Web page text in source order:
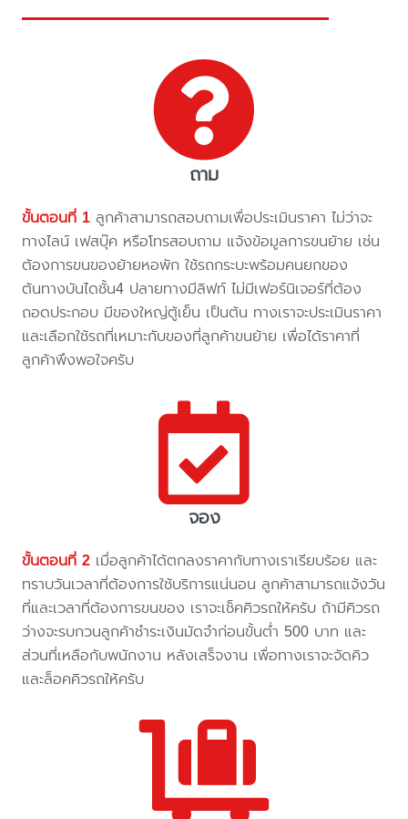
ถาม
ขั้นตอนที่ 1 ลูกค้าสามารถสอบถามเพื่อประเมินราคา ไม่ว่าจะ
ทางไลน์ เฟสบุ๊ค หรือโทรสอบถาม แจ้งข้อมูลการขนย้าย เช่น
ต้องการขนของย้ายหอพัก ใช้รถกระบะพร้อมคนยกของ
ต้นทางบันไดชั้น4 ปลายทางมีลิฟท์ ไม่มีเฟอร์นิเจอร์ที่ต้อง
ถอดประกอบ มีของใหญ่ตู้เย็น เป็นต้น ทางเราจะประเมินราคา
และเลือกใช้รถที่เหมาะกับของที่ลูกค้าขนย้าย เพื่อได้ราคาที่
ลูกค้าพึงพอใจครับ
จอง
ขั้นตอนที่ 2 เมื่อลูกค้าได้ตกลงราคากับทางเราเรียบร้อย และ
ทราบวันเวลาที่ต้องการใช้บริการแน่นอน ลูกค้าสามารถแจ้งวัน
ที่และเวลาที่ต้องการขนของ เราจะเช็คคิวรถให้ครับ ถ้ามีคิวรถ
ว่างจะรบกวนลูกค้าชำระเงินมัดจำก่อนขั้นต่ำ 500 บาท และ
ส่วนที่เหลือกับพนักงาน หลังเสร็จงาน เพื่อทางเราจะจัดคิว
และล็อคคิวรถให้ครับ